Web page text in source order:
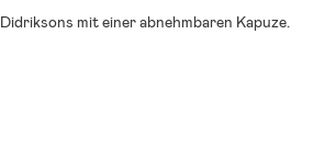
mit einer abnehmbaren Kapuze.